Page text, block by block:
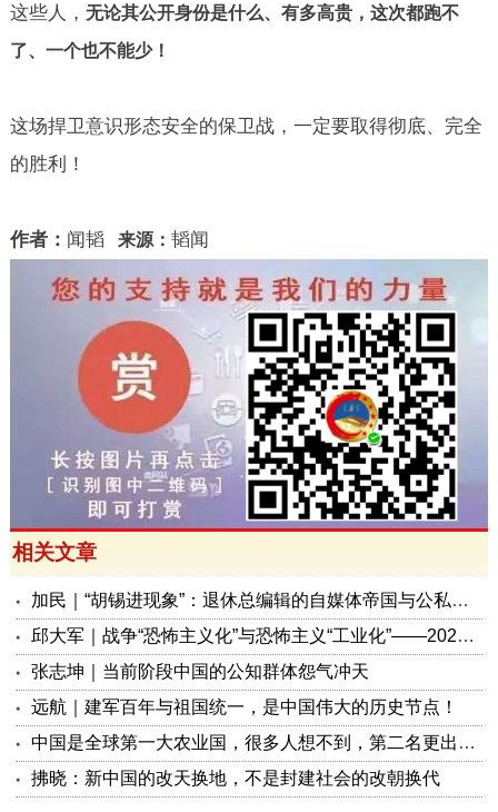
这些人， 无论其公开身份是什么、有多高贵，这次都跑不
了、一个也不能少！
这场捍卫意识形态安全的保卫战，一定要取得彻底、完全
的胜利！
作者： 闻韬 来源： 韬闻
相关文章
加民｜“胡锡进现象”：退休总编辑的自媒体帝国与公私边界之问
邱大军｜战争“恐怖主义化”与恐怖主义“工业化”——2026年混合冲突模式观察报告
张志坤｜当前阶段中国的公知群体怨气冲天
远航｜建军百年与祖国统一，是中国伟大的历史节点！
中国是全球第一大农业国，很多人想不到，第二名更出人意料
拂晓：新中国的改天换地，不是封建社会的改朝换代